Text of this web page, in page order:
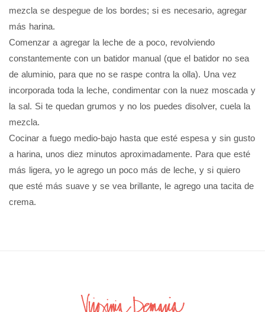
mezcla se despegue de los bordes; si es necesario, agregar
más harina.
Comenzar a agregar la leche de a poco, revolviendo
constantemente con un batidor manual (que el batidor no sea
de aluminio, para que no se raspe contra la olla). Una vez
incorporada toda la leche, condimentar con la nuez moscada y
la sal. Si te quedan grumos y no los puedes disolver, cuela la
mezcla.
Cocinar a fuego medio-bajo hasta que esté espesa y sin gusto
a harina, unos diez minutos aproximadamente. Para que esté
más ligera, yo le agrego un poco más de leche, y si quiero
que esté más suave y se vea brillante, le agrego una tacita de
crema.